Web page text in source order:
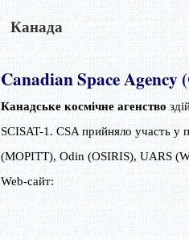
Канада
Canadian Space Agency
Канадське космічне агенство
SCISAT-1. CSA прийняло участь
(MOPITT), Odin (OSIRIS), UARS
Web-сайт: